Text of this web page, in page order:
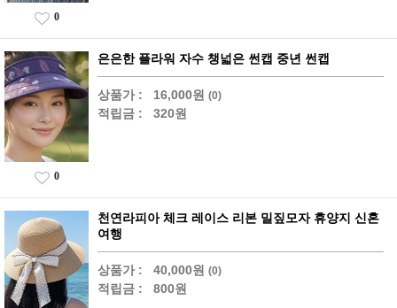
0
은은한 플라워 자수 챙넓은 썬캡 중년 썬캡
상품가 : 16,000원 (0)
적립금 : 320원
0
천연라피아 체크 레이스 리본 밀짚모자 휴양지 신혼
여행
상품가 : 40,000원 (0)
적립금 : 800원